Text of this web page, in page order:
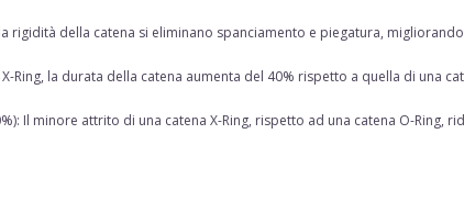
rigidità della catena si eliminano spanciamento e piegatura,
X-Ring, la durata della catena aumenta del 40% rispetto a quella di una
Il minore attrito di una catena X-Ring, rispetto ad una catena O-Ring,